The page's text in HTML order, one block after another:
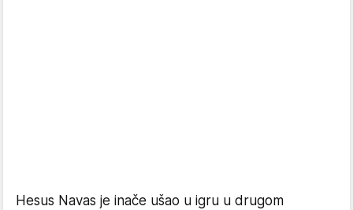
Hesus Navas je inače ušao u igru u drugom